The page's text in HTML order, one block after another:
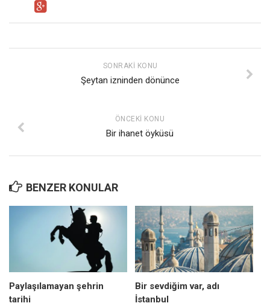
SONRAKI KONU
Şeytan izninden dönünce
ÖNCEKI KONU
Bir ihanet öyküsü
BENZER KONULAR
Paylaşılamayan şehrin
tarihi
Bir sevdiğim var, adı
İstanbul